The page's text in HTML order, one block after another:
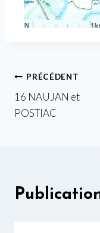
Navigation
de
PRÉCÉDENT
16 NAUJAN et
POSTIAC